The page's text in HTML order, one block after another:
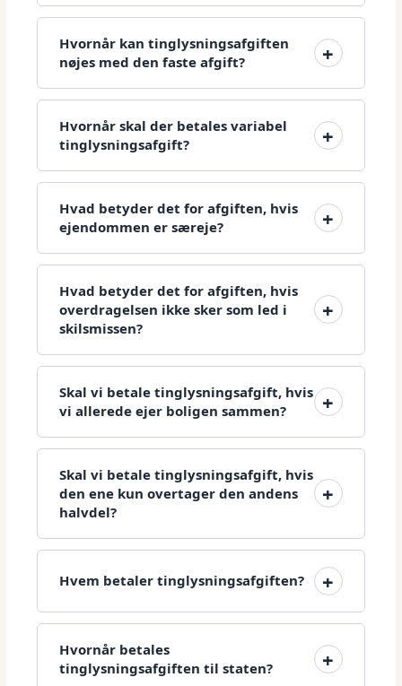
Hvornår kan tinglysningsafgiften
nøjes med den faste afgift?
Hvornår skal der betales variabel
tinglysningsafgift?
Hvad betyder det for afgiften, hvis
ejendommen er særeje?
Hvad betyder det for afgiften, hvis
overdragelsen ikke sker som led i
skilsmissen?
Skal vi betale tinglysningsafgift, hvis
vi allerede ejer boligen sammen?
Skal vi betale tinglysningsafgift, hvis
den ene kun overtager den andens
halvdel?
Hvem betaler tinglysningsafgiften?
Hvornår betales
tinglysningsafgiften til staten?